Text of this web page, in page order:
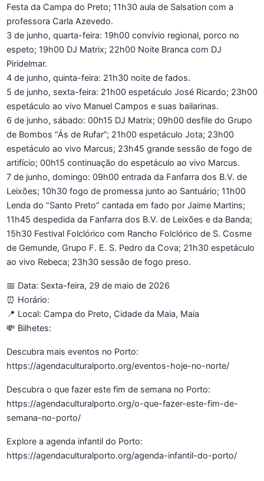
Festa da Campa do Preto; 11h30 aula de Salsation com a
professora Carla Azevedo.
3 de junho, quarta-feira: 19h00 convívio regional, porco no
espeto; 19h00 DJ Matrix; 22h00 Noite Branca com DJ
Piridelmar.
4 de junho, quinta-feira: 21h30 noite de fados.
5 de junho, sexta-feira: 21h00 espetáculo José Ricardo; 23h00
espetáculo ao vivo Manuel Campos e suas bailarinas.
6 de junho, sábado: 00h15 DJ Matrix; 09h00 desfile do Grupo
de Bombos “Ás de Rufar”; 21h00 espetáculo Jota; 23h00
espetáculo ao vivo Marcus; 23h45 grande sessão de fogo de
artifício; 00h15 continuação do espetáculo ao vivo Marcus.
7 de junho, domingo: 09h00 entrada da Fanfarra dos B.V. de
Leixões; 10h30 fogo de promessa junto ao Santuário; 11h00
Lenda do “Santo Preto” cantada em fado por Jaime Martins;
11h45 despedida da Fanfarra dos B.V. de Leixões e da Banda;
15h30 Festival Folclórico com Rancho Folclórico de S. Cosme
de Gemunde, Grupo F. E. S. Pedro da Cova; 21h30 espetáculo
ao vivo Rebeca; 23h30 sessão de fogo preso.
📅 Data: Sexta-feira, 29 de maio de 2026
⏰ Horário:
📍 Local: Campa do Preto, Cidade da Maia, Maia
💸 Bilhetes:
Descubra mais eventos no Porto:
https://agendaculturalporto.org/eventos-hoje-no-norte/
Descubra o que fazer este fim de semana no Porto:
https://agendaculturalporto.org/o-que-fazer-este-fim-de-
semana-no-porto/
Explore a agenda infantil do Porto:
https://agendaculturalporto.org/agenda-infantil-do-porto/